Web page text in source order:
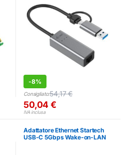
-8%
Consigliato:54,17€
50,04€
IVA inclusa
Adattatore Ethernet Startech
USB-C 5Gbps Wake-on-LAN